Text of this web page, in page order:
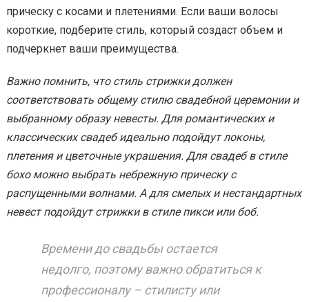
прическу с косами и плетениями. Если ваши волосы
короткие, подберите стиль, который создаст объем и
подчеркнет ваши преимущества.
Важно помнить, что стиль стрижки должен
соответствовать общему стилю свадебной церемонии и
выбранному образу невесты. Для романтических и
классических свадеб идеально подойдут локоны,
плетения и цветочные украшения. Для свадеб в стиле
бохо можно выбрать небрежную прическу с
распущенными волнами. А для смелых и нестандартных
невест подойдут стрижки в стиле пикси или боб.
Времени до свадьбы остается
недолго, поэтому важно обратиться к
профессионалу – стилисту или